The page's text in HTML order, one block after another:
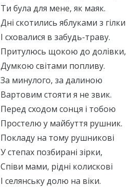
Ти була для мене, як маяк.
Дні скотились яблуками з гілки
І сховалися в забудь-траву.
Притулюсь щокою до долівки,
Думкою світами попливу.
За минулого, за далиною
Вартовим стояти я не звик.
Перед сходом сонця і тобою
Простелю у майбуття рушник.
Покладу на тому рушникові
У степах позбирані зірки,
Співи мами, рідні колискові
І селянську долю на віки.